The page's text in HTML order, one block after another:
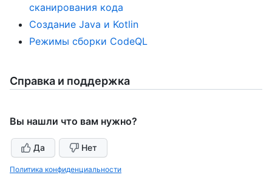
сканирования кода
Создание Java и Kotlin
Режимы сборки CodeQL
Справка и поддержка
Вы нашли что вам нужно?
Да Нет
Политика конфиденциальности